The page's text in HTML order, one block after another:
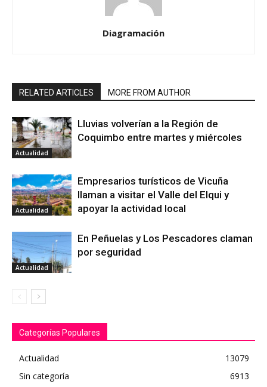
Diagramación
RELATED ARTICLES MORE FROM AUTHOR
Actualidad
Lluvias volverían a la Región de
Coquimbo entre martes y miércoles
Actualidad
Empresarios turísticos de Vicuña
llaman a visitar el Valle del Elqui y
apoyar la actividad local
Actualidad
En Peñuelas y Los Pescadores claman
por seguridad
Categorías Populares
Actualidad
13079
Sin categoría
6913